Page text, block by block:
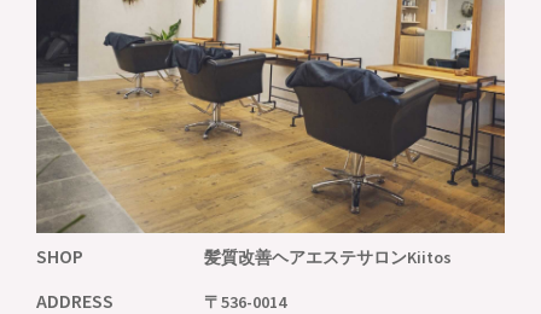
SHOP 髪質改善ヘアエステサロンKiitos
ADDRESS
〒536-0014